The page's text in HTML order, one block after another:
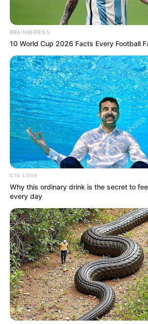
BRAINBERRIES
10 World Cup 2026 Facts Every Football
CTA LOVE
Why this ordinary drink is the secret to
every day